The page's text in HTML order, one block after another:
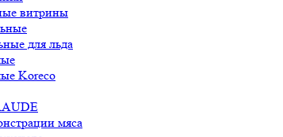
витрины
для льда
Koreco
мяса